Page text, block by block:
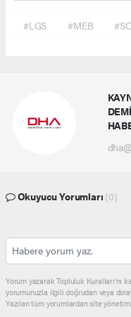
#LGS #MEB
Okuyucu Yorumları (0)
Yorum yazarak Topluluk Kuralları’nı
yorumunuzla ilgili doğrudan veya
Yazılan tüm yorumlardan site